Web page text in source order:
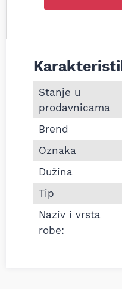
Informacije o Pk
Stanje u
prodavnicama
Brend
Oznaka
Dužina
Tip
Naziv i vrsta
robe: